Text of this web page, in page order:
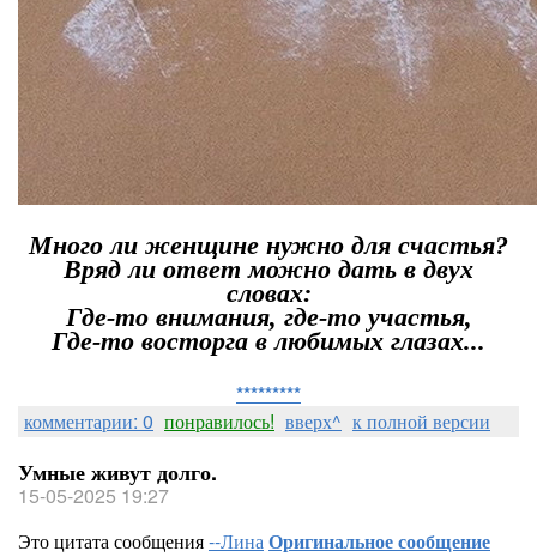
Много ли женщине нужно для счастья?
Вряд ли ответ можно дать в двух
словах:
Где-то внимания, где-то участья,
Где-то восторга в любимых глазах...
*********
комментарии: 0 понравилось! вверх^ к полной версии
Умные живут долго.
15-05-2025 19:27
Это цитата сообщения--ЛинаОригинальное сообщение